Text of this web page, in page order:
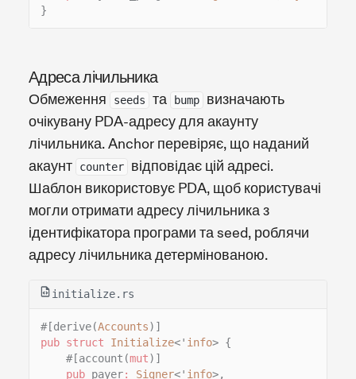
}
Адреса лічильника
Обмеження seeds та bump
визначають
очікувану PDA-адресу для акаунту
лічильника. Anchor перевіряє, що наданий
акаунт
counter
відповідає цій адресі.
Шаблон використовує PDA, щоб користувачі
могли отримати адресу лічильника з
ідентифікатора програми та seed, роблячи
адресу лічильника детермінованою.
initialize.rs
#[derive(Accounts)]
pub struct
Initialize<' info> {
#[account(mut)]
pub payer: Signer<' info>,